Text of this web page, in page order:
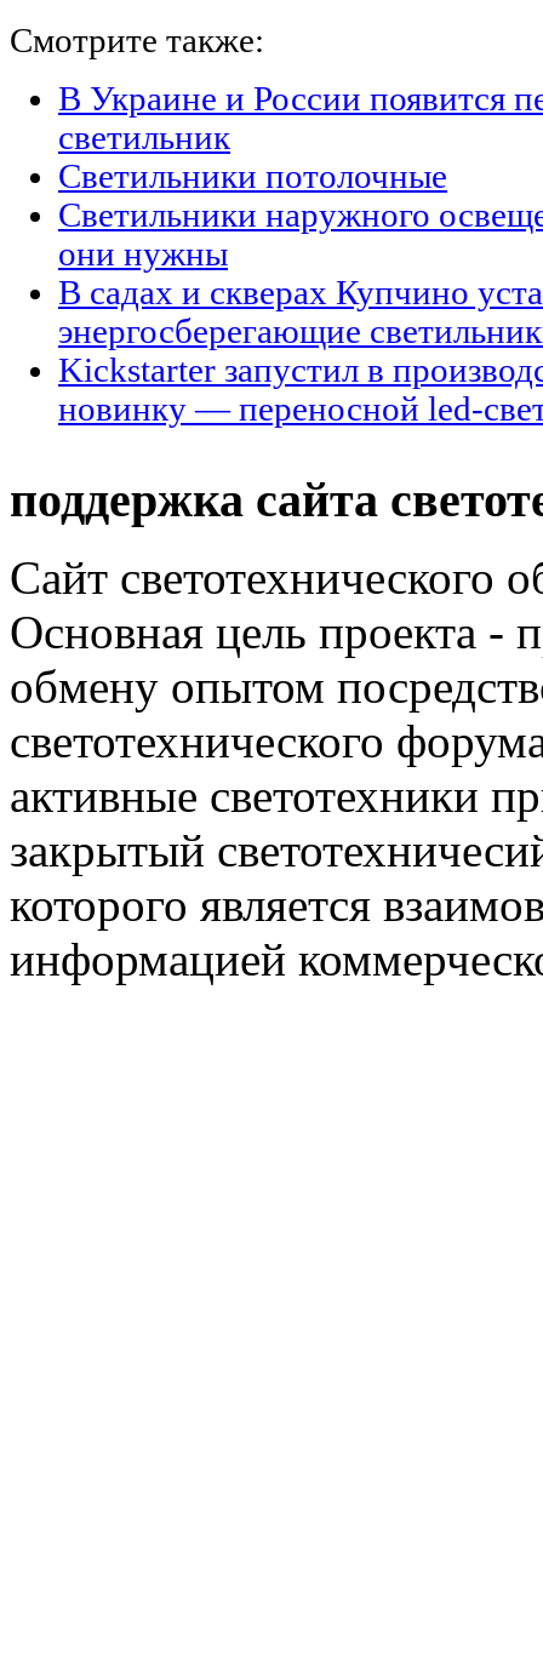
Смотрите также:
В Украине и России появится
светильник
Светильники потолочные
Светильники наружного
они нужны
В садах и скверах Купчино
энергосберегающие
Kickstarter запустил в
новинку — переносной led-
поддержка сайта
Сайт светотехнического
Основная цель проекта -
обмену опытом
светотехнического
активные светотехники
закрытый
которого является
информацией